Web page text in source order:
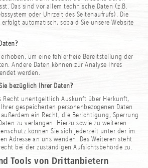
Das sind vor allem technische Daten (z.B.
oder Uhrzeit des Seitenaufrufs). Die
erfolgt automatisch, sobald Sie unsere Website
um eine fehlerfreie Bereitstellung der
Andere Daten können zur Analyse Ihres
werden.
bezüglich Ihrer Daten?
Recht unentgeltlich Auskunft über Herkunft,
gespeicherten personenbezogenen Daten
ein Recht, die Berichtigung, Sperrung
zu verlangen. Hierzu sowie zu weiteren
können Sie sich jederzeit unter der im
Adresse an uns wenden. Des Weiteren steht
bei der zuständigen Aufsichtsbehörde zu.
Tools von Drittanbietern